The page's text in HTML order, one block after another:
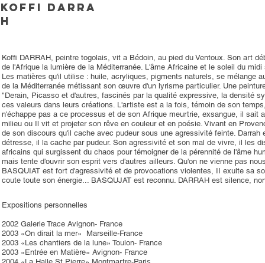
KOFFI DARRA
H
Koffi DARRAH, peintre togolais, vit a Bédoin, au pied du Ventoux. Son art
de l'Afrique la lumière de la Méditerranée. L'âme Africaine et le soleil du
Les matières qu'il utilise : huile, acryliques, pigments naturels, se mélange
de la Méditerranée métissant son œuvre d'un lyrisme particulier. Une
"Derain, Picasso et d'autres, fascinés par la qualité expressive, la densité
ces valeurs dans leurs créations. L'artiste est a la fois, témoin de son
n'échappe pas a ce processus et de son Afrique meurtrie, exsangue, il
milieu ou Il vit et projeter son rêve en couleur et en poésie. Vivant en
de son discours qu'il cache avec pudeur sous une agressivité feinte.
détresse, il la cache par pudeur. Son agressivité et son mal de vivre, il les
africains qui surgissent du chaos pour témoigner de la pérennité de l'âme
mais tente d'ouvrir son esprit vers d'autres ailleurs. Qu'on ne vienne pas
BASQUIAT est fort d'agressivité et de provocations violentes, II exulte sa
coute toute son énergie... BASQUJAT est reconnu. DARRAH est silence,
Expositions personnelles
2002 Galerie Trace Avignon- France
2003 «On dirait la mer» Marseille-France
2003 «Les chantiers de la lune» Toulon- France
2003 «Entrée en Matière» Avignon- France